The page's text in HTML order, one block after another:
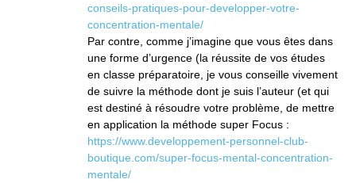
conseils-pratiques-pour-developper-votre-
concentration-mentale/
Par contre, comme j’imagine que vous êtes dans
une forme d’urgence (la réussite de vos études
en classe préparatoire, je vous conseille vivement
de suivre la méthode dont je suis l’auteur (et qui
est destiné à résoudre votre problème, de mettre
en application la méthode super Focus :
https://www.developpement-personnel-club-
boutique.com/super-focus-mental-concentration-
mentale/